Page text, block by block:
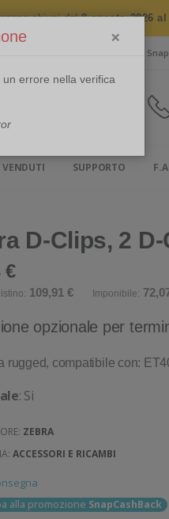
chiusi dal8 agosto 2026
VENDUTI SUPPORTO
D-Clips, 2
€
109,91 € Imponibile:
opzionale per
rugged, compatibile con:
: Si
ZEBRA
ACCESSORI E RICAMBI
alla promozione SnapCashBack
×
un errore nella verifica